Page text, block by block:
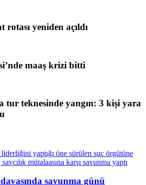
rotası yeniden açıldı
maaş krizi bitti
tur teknesinde yangın: 3 kişi yara
savunma günü